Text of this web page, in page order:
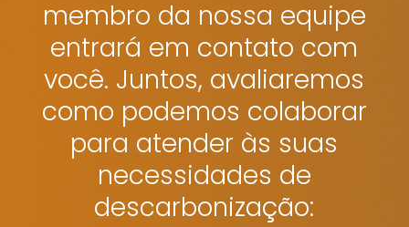
membro da nossa equipe
entrará em contato com
você. Juntos, avaliaremos
como podemos colaborar
para atender às suas
necessidades de
descarbonização: